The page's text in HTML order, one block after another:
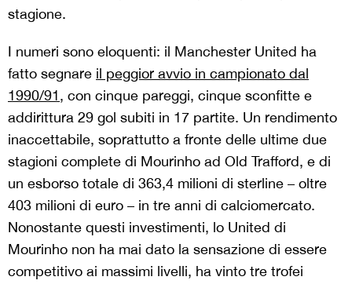
stagione.
I numeri sono eloquenti: il Manchester United ha
fatto segnare il peggior avvio in campionato dal
1990/91, con cinque pareggi, cinque sconfitte e
addirittura 29 gol subiti in 17 partite. Un rendimento
inaccettabile, soprattutto a fronte delle ultime due
stagioni complete di Mourinho ad Old Trafford, e di
un esborso totale di 363,4 milioni di sterline – oltre
403 milioni di euro – in tre anni di calciomercato.
Nonostante questi investimenti, lo United di
Mourinho non ha mai dato la sensazione di essere
competitivo ai massimi livelli, ha vinto tre trofei